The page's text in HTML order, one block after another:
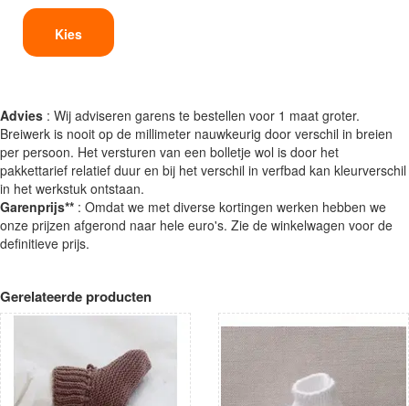
Kies
Advies : Wij adviseren garens te bestellen voor 1 maat groter.
Breiwerk is nooit op de millimeter nauwkeurig door verschil in breien
per persoon. Het versturen van een bolletje wol is door het
pakkettarief relatief duur en bij het verschil in verfbad kan kleurverschil
in het werkstuk ontstaan.
Garenprijs** : Omdat we met diverse kortingen werken hebben we
onze prijzen afgerond naar hele euro's. Zie de winkelwagen voor de
definitieve prijs.
Gerelateerde producten